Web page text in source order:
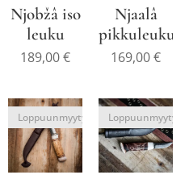
Njobžâ iso
leuku
189,00€
Njaalâ
pikkuleuku
169,00€
Loppuunmyyty Loppuunmyyty